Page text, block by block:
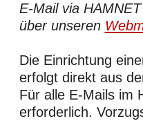
E-Mail via
über unseren
Die Einrichtung
erfolgt direkt aus
Für alle E-Mails im
erforderlich.